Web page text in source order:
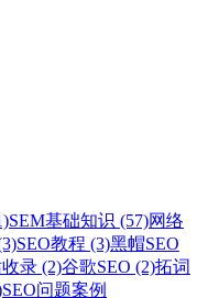
SEM基础知识 (57)网络
SEO教程 (3)黑帽SEO
录 (2)谷歌SEO (2)拓词
SEO问题案例